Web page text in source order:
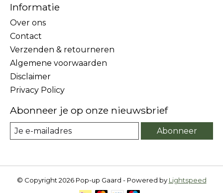
Informatie
Over ons
Contact
Verzenden & retourneren
Algemene voorwaarden
Disclaimer
Privacy Policy
Abonneer je op onze nieuwsbrief
Abonneer
© Copyright 2026 Pop-up Gaard - Powered by Lightspeed